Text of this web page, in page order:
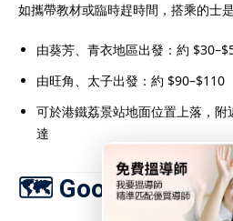
如攜帶教材或臨時趕時間，搭乘的士
由葵芳、青衣地區出發：約
由旺角、太子出發：約 $90–$110
可於港鐵荔景站地面位置上落，
達
🗺️ Google Map